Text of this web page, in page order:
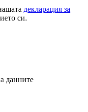
декларация за
си.
данните